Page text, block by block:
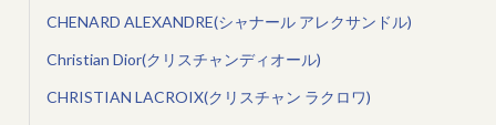
CHENARD ALEXANDRE(シャナール アレクサンドル)
Christian Dior(クリスチャンディオール)
CHRISTIAN LACROIX(クリスチャン ラクロワ)